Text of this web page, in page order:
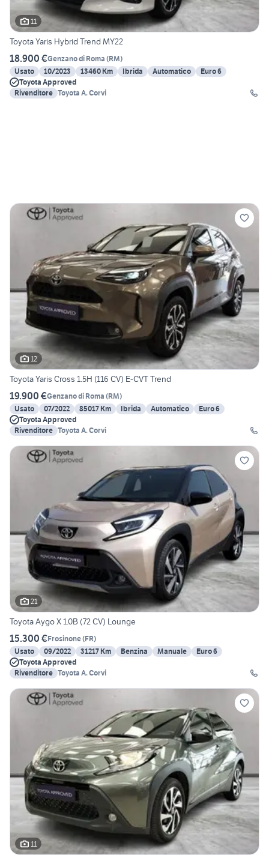
11
Toyota Yaris Hybrid Trend MY22
18.900 €Genzano di Roma (RM)
Usato
10/2023 13460 Km Ibrida Automatico
Euro 6
Toyota Approved
Rivenditore Toyota A. Corvi
12
Toyota Yaris Cross 1.5H (116 CV) E-CVT Trend
19.900 €Genzano di Roma (RM)
Usato
07/2022 85017 Km Ibrida Automatico
Euro 6
Toyota Approved
Rivenditore Toyota A. Corvi
21
Toyota Aygo X 1.0B (72 CV) Lounge
15.300 €Frosinone(FR)
Usato
09/2022 31217 Km Benzina Manuale
Euro 6
Toyota Approved
Rivenditore Toyota A. Corvi
11